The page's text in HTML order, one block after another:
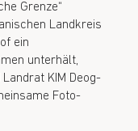
Grenze“
Landkreis
ein
unterhält,
KIM Deog-
Foto-